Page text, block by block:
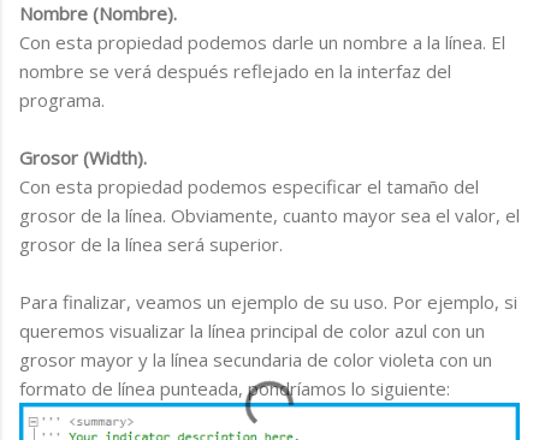
Nombre (Nombre).
Con esta propiedad podemos darle un nombre a la línea. El
nombre se verá después reflejado en la interfaz del
programa.
Grosor (Width).
Con esta propiedad podemos especificar el tamaño del
grosor de la línea. Obviamente, cuanto mayor sea el valor, el
grosor de la línea será superior.
Para finalizar, veamos un ejemplo de su uso. Por ejemplo, si
queremos visualizar la línea principal de color azul con un
grosor mayor y la línea secundaria de color violeta con un
formato de línea punteada, pondríamos lo siguiente: